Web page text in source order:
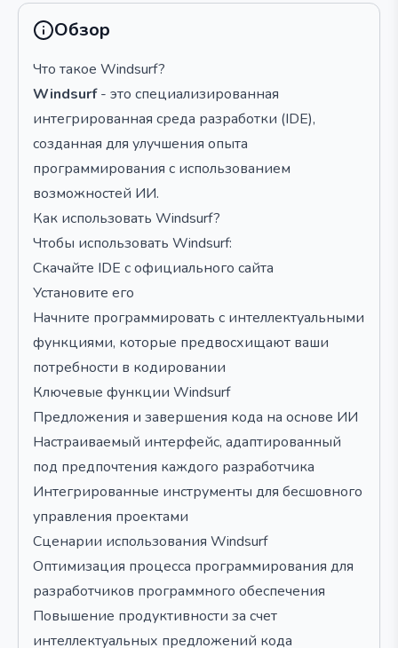
Обзор
Что такое Windsurf?
Windsurf- это специализированная
интегрированная среда разработки (IDE),
созданная для улучшения опыта
программирования с использованием
возможностей ИИ.
Как использовать Windsurf?
Чтобы использовать Windsurf:
Скачайте IDE с официального сайта
Установите его
Начните программировать с интеллектуальными
функциями, которые предвосхищают ваши
потребности в кодировании
Ключевые функции Windsurf
Предложения и завершения кода на основе ИИ
Настраиваемый интерфейс, адаптированный
под предпочтения каждого разработчика
Интегрированные инструменты для бесшовного
управления проектами
Сценарии использования Windsurf
Оптимизация процесса программирования для
разработчиков программного обеспечения
Повышение продуктивности за счет
интеллектуальных предложений кода